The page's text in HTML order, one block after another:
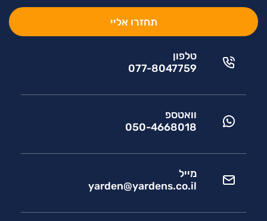
טלפון
077-8047759
וואטספ
050-4668018
מייל
yarden@yardens.co.il